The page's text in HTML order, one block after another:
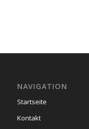
NAVIGATION
Startseite
Kontakt